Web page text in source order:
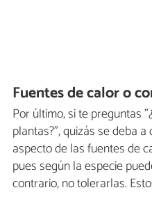
Fuentes de calor o
Por último, si te preguntas
plantas?", quizás se deba
aspecto de las fuentes de
pues según la especie
contrario, no tolerarlas.